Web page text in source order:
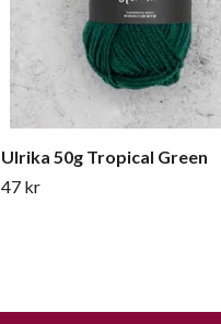
Ulrika 50g Tropical Green
47 kr